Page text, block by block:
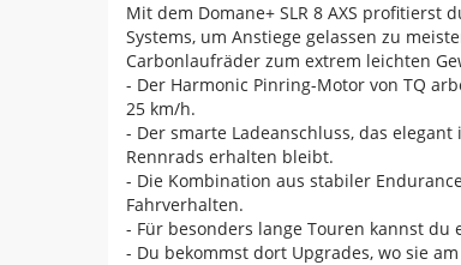
Mit dem Domane+ SLR 8 AXS
Systems, um Anstiege gelassen zu
Carbonlaufräder zum extrem leichten
- Der Harmonic Pinring-Motor von TQ
25 km/h.
- Der smarte Ladeanschluss, das
Rennrads erhalten bleibt.
- Die Kombination aus stabiler
Fahrverhalten.
- Für besonders lange Touren kannst du
- Du bekommst dort Upgrades, wo sie